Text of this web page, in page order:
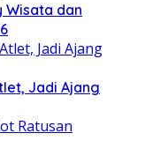
Wisata dan
Jadi Ajang